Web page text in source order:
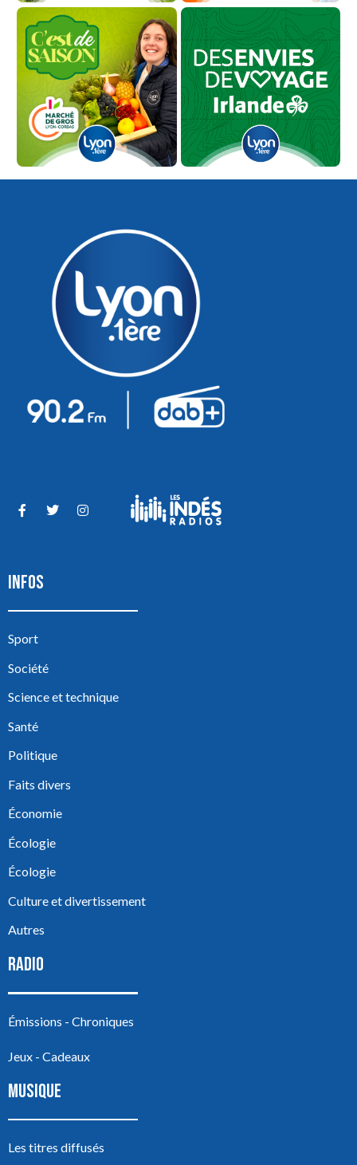
INFOS
Sport
Société
Science et technique
Santé
Politique
Faits divers
Économie
Écologie
Écologie
Culture et divertissement
Autres
RADIO
Émissions - Chroniques
Jeux - Cadeaux
MUSIQUE
Les titres diffusés